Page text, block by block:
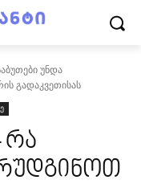
უნდა
გადაკვეთისას
რა